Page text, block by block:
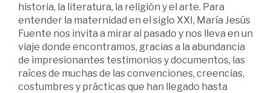
historia, la literatura, la religión y el arte. Para
entender la maternidad en el siglo XXI, María Jesús
Fuente nos invita a mirar al pasado y nos lleva en un
viaje donde encontramos, gracias a la abundancia
de impresionantes testimonios y documentos, las
raíces de muchas de las convenciones, creencias,
costumbres y prácticas que han llegado hasta